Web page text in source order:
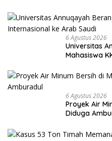
6 Agustus 2026
Universitas
Mahasiswa
6 Agustus 2026
Proyek Air
Diduga